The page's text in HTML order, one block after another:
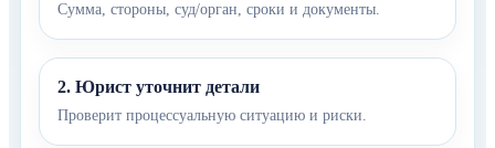
Сумма, стороны, суд/орган, сроки и документы.
2. Юрист уточнит детали
Проверит процессуальную ситуацию и риски.